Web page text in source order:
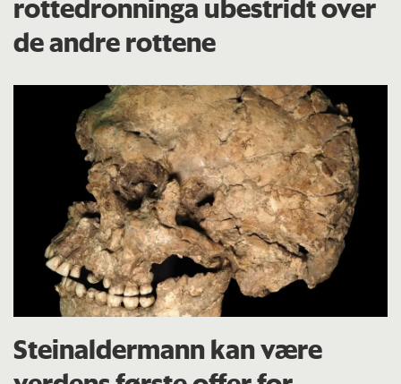
rottedronninga ubestridt over
de andre rottene
Steinaldermann kan være